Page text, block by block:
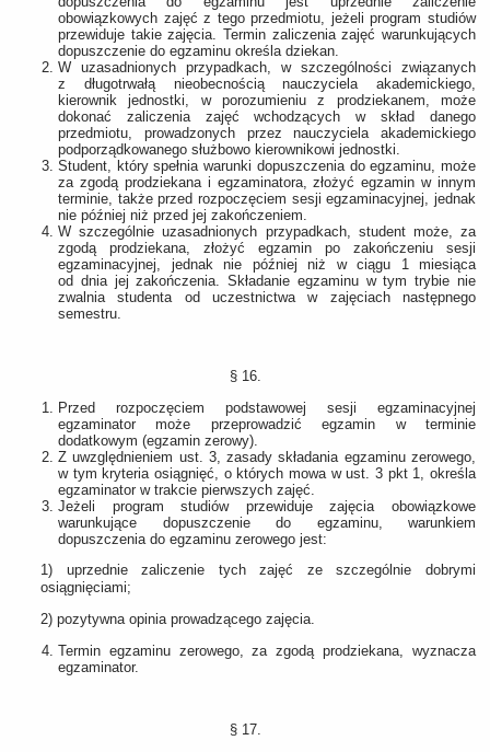
obowiązkowych zajęć z tego przedmiotu, jeżeli program studiów
przewiduje takie zajęcia. Termin zaliczenia zajęć warunkujących
dopuszczenie do egzaminu określa dziekan.
W uzasadnionych przypadkach, w szczególności związanych
z długotrwałą nieobecnością nauczyciela akademickiego,
kierownik jednostki, w porozumieniu z prodziekanem, może
dokonać zaliczenia zajęć wchodzących w skład danego
przedmiotu, prowadzonych przez nauczyciela akademickiego
podporządkowanego służbowo kierownikowi jednostki.
Student, który spełnia warunki dopuszczenia do egzaminu, może
za zgodą prodziekana i egzaminatora, złożyć egzamin w innym
terminie, także przed rozpoczęciem sesji egzaminacyjnej, jednak
nie później niż przed jej zakończeniem.
W szczególnie uzasadnionych przypadkach, student może, za
zgodą prodziekana, złożyć egzamin po zakończeniu sesji
egzaminacyjnej, jednak nie później niż w ciągu 1 miesiąca
od dnia jej zakończenia. Składanie egzaminu w tym trybie nie
zwalnia studenta od uczestnictwa w zajęciach następnego
semestru.
§ 16.
Przed rozpoczęciem podstawowej sesji egzaminacyjnej
egzaminator może przeprowadzić egzamin w terminie
dodatkowym (egzamin zerowy).
Z uwzględnieniem ust. 3, zasady składania egzaminu zerowego,
w tym kryteria osiągnięć, o których mowa w ust. 3 pkt 1, określa
egzaminator w trakcie pierwszych zajęć.
Jeżeli program studiów przewiduje zajęcia obowiązkowe
warunkujące dopuszczenie do egzaminu, warunkiem
dopuszczenia do egzaminu zerowego jest:
1) uprzednie zaliczenie tych zajęć ze szczególnie dobrymi
osiągnięciami;
2) pozytywna opinia prowadzącego zajęcia.
Termin egzaminu zerowego, za zgodą prodziekana, wyznacza
egzaminator.
§ 17.